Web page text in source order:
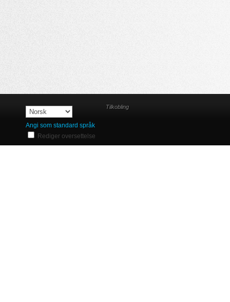
Angi som standard språk
Rediger oversettelse
Tilkobling